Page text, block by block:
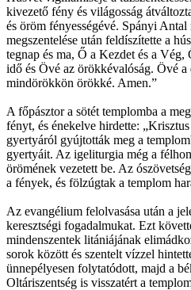
kivezető fény és világosság
és öröm fényességévé. Spányi
megszentelése után feldíszítette a
tegnap és ma, Ő a Kezdet és a
idő és Övé az örökkévalóság. Övé a
mindörökkön örökké. Amen.”
A főpásztor a sötét templomba a
fényt, és énekelve hirdette:
gyertyáról gyújtották meg a
gyertyáit. Az igeliturgia még a
örömének vezetett be. Az
a fények, és fölzúgtak a templom
Az evangélium felolvasása után a
keresztségi fogadalmukat. Ezt
mindenszentek litániájának
sorok között és szentelt vízzel
ünnepélyesen folytatódott, majd a
Oltáriszentség is visszatért a